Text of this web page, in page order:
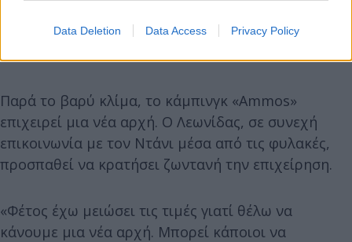
Data Deletion Data Access Privacy Policy
Παρά το βαρύ κλίμα, το κάμπινγκ «Ammos»
επιχειρεί μια νέα αρχή. Ο Λεωνίδας, σε συνεχή
επικοινωνία με τον Ντάνι μέσα από τις φυλακές,
προσπαθεί να κρατήσει ζωντανή την επιχείρηση.
«Φέτος έχω μειώσει τις τιμές γιατί θέλω να
κάνουμε μια νέα αρχή. Μπορεί κάποιοι να